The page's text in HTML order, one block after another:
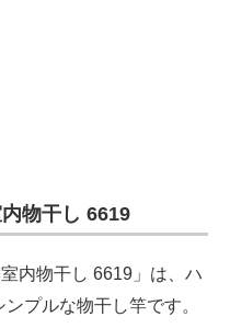
物干し 6619
内物干し 6619」は、ハ
プルな物干し竿です。